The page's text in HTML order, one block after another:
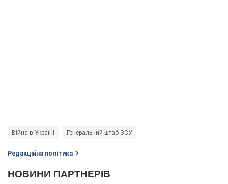
Війна в Україні Генеральний штаб ЗСУ
Редакційна політика